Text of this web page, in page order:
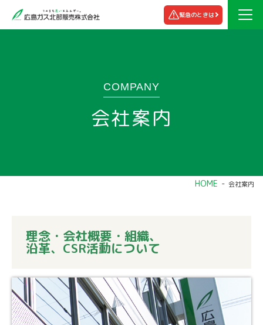
緊急のときは
COMPANY
会社案内
HOME 会社案内
理念・会社概要・組織、
沿革、CSR活動について